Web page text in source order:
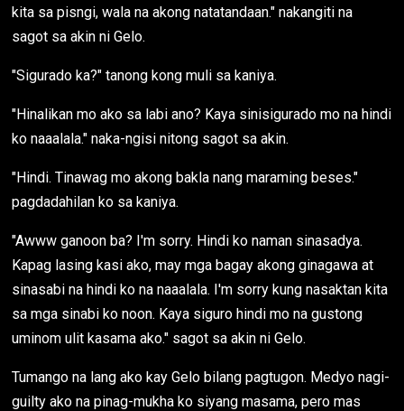
kita sa pisngi, wala na akong natatandaan." nakangiti na
sagot sa akin ni Gelo.
"Sigurado ka?" tanong kong muli sa kaniya.
"Hinalikan mo ako sa labi ano? Kaya sinisigurado mo na hindi
ko naaalala." naka-ngisi nitong sagot sa akin.
"Hindi. Tinawag mo akong bakla nang maraming beses."
pagdadahilan ko sa kaniya.
"Awww ganoon ba? I'm sorry. Hindi ko naman sinasadya.
Kapag lasing kasi ako, may mga bagay akong ginagawa at
sinasabi na hindi ko na naaalala. I'm sorry kung nasaktan kita
sa mga sinabi ko noon. Kaya siguro hindi mo na gustong
uminom ulit kasama ako." sagot sa akin ni Gelo.
Tumango na lang ako kay Gelo bilang pagtugon. Medyo nagi-
guilty ako na pinag-mukha ko siyang masama, pero mas